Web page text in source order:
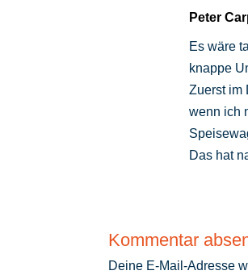
Peter
Es wäre
knappe
Zuerst im
wenn ich
Das hat
Kommentar
Deine E-Mail-Adresse